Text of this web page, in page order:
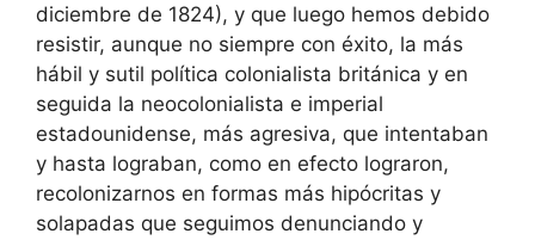
diciembre de 1824), y que luego hemos debido
resistir, aunque no siempre con éxito, la más
hábil y sutil política colonialista británica y en
seguida la neocolonialista e imperial
estadounidense, más agresiva, que intentaban
y hasta lograban, como en efecto lograron,
recolonizarnos en formas más hipócritas y
solapadas que seguimos denunciando y